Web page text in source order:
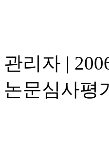
관리자 |
논문심사평